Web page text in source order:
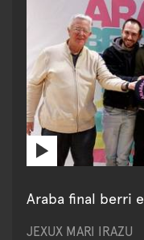
Araba final berri
JEXUX MARI IRAZU